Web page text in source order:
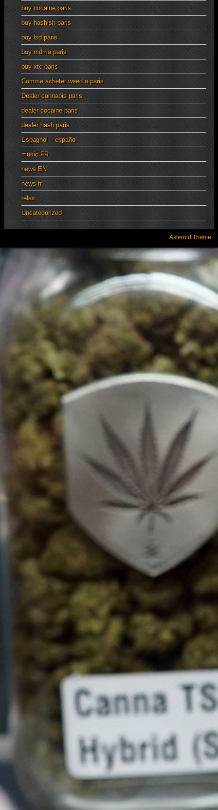
buy cocaine paris
buy hashish paris
buy lsd paris
buy mdma paris
buy xtc paris
Comme acheter weed a paris
Dealer cannabis paris
dealer cocaine paris
dealer hash paris
Espagnol – español
music FR
news EN
news fr
relax
Uncategorized
Asteroid Theme